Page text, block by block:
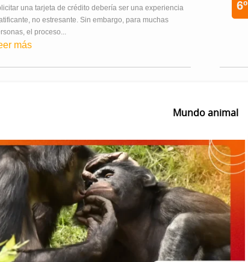
una tarjeta de crédito debería ser una experiencia
no estresante. Sin embargo, para muchas
el proceso...
más
6º
Mundo animal